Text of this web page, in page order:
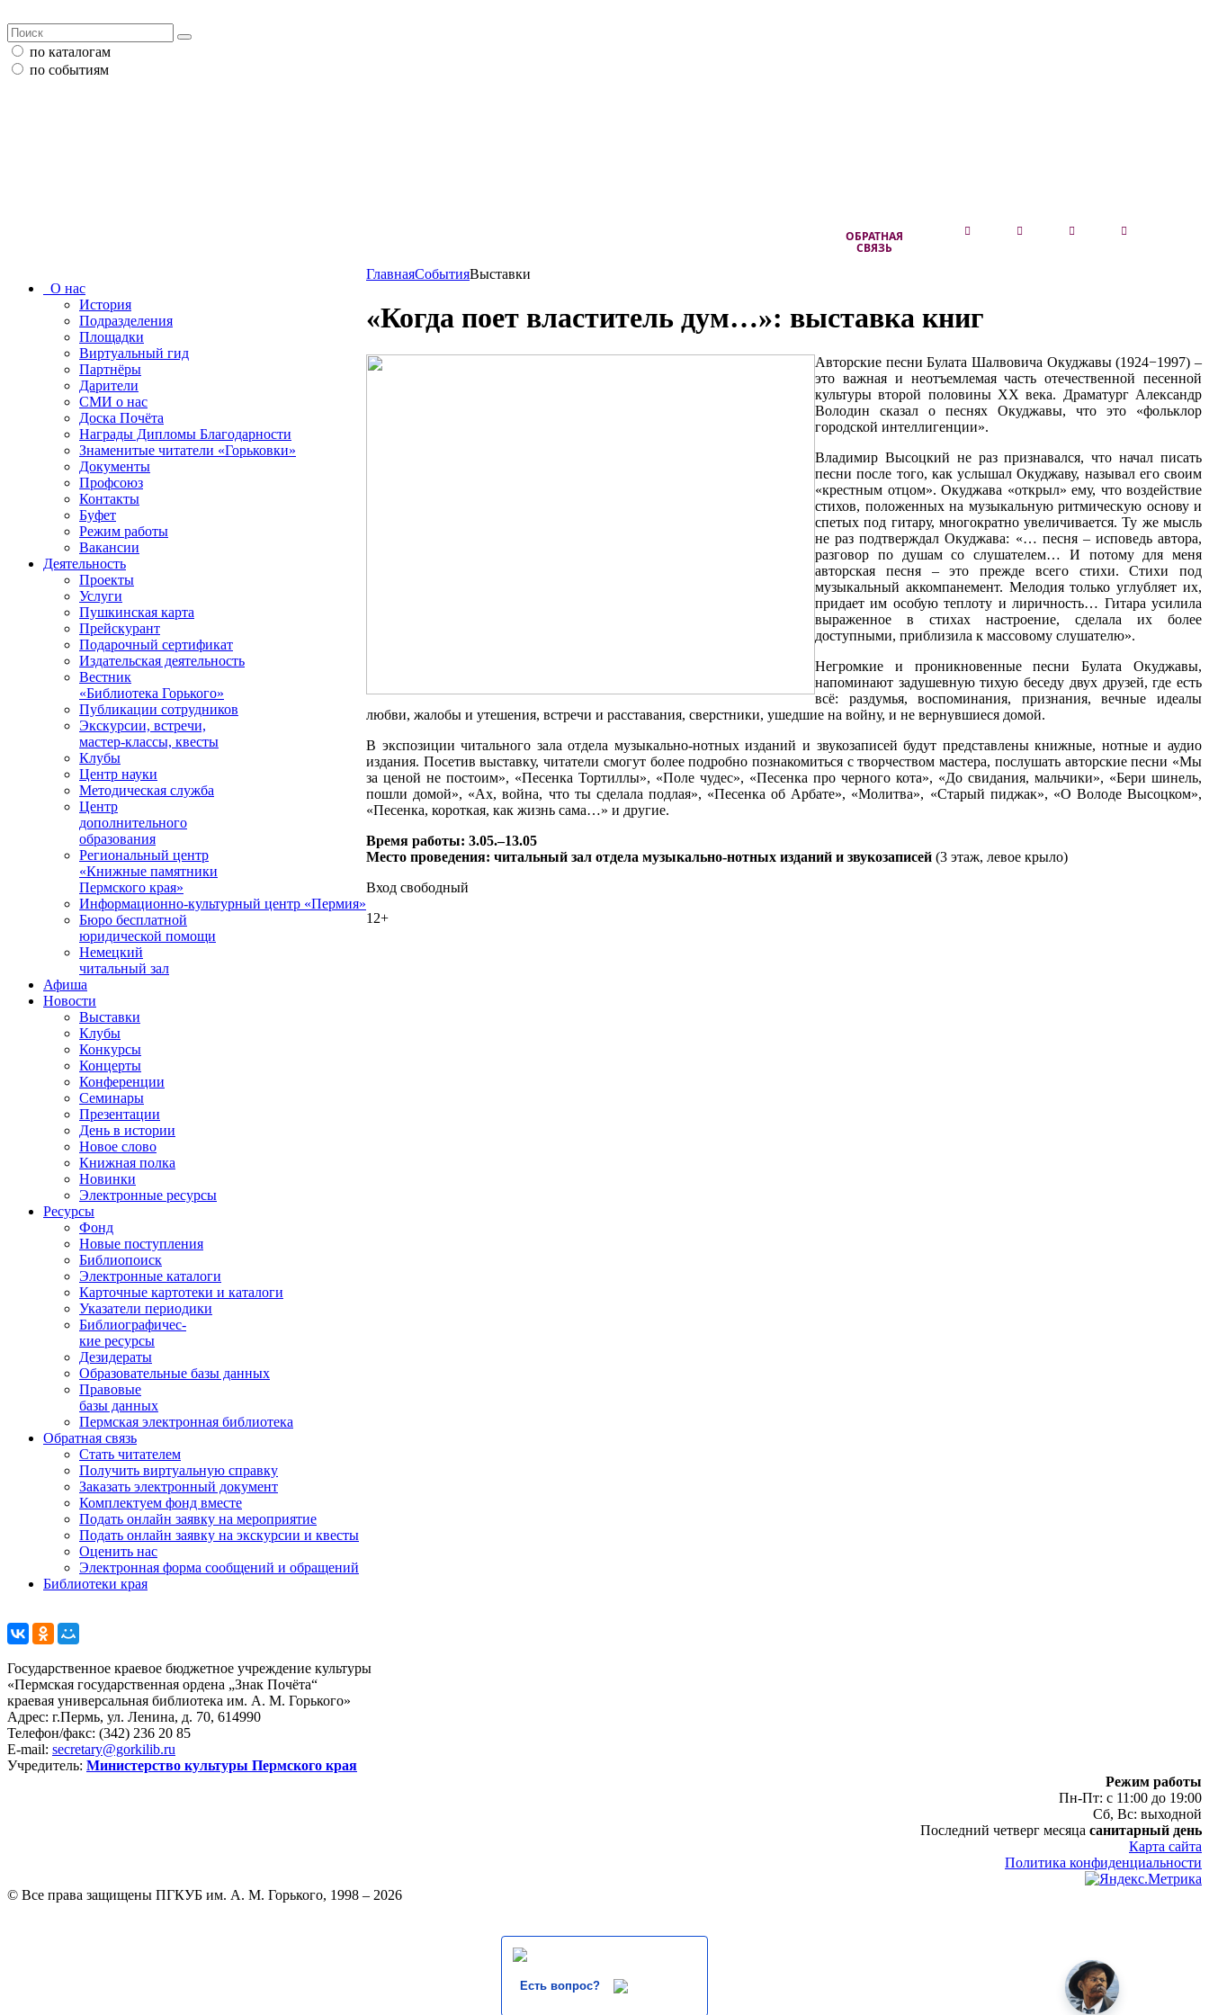
по каталогам
по событиям
ОБРАТНАЯ
СВЯЗЬ
О нас
История
Подразделения
Площадки
Виртуальный гид
Партнёры
Дарители
СМИ о нас
Доска Почёта
Награды Дипломы Благодарности
Знаменитые читатели «Горьковки»
Документы
Профсоюз
Контакты
Буфет
Режим работы
Вакансии
Деятельность
Проекты
Услуги
Пушкинская карта
Прейскурант
Подарочный сертификат
Издательская деятельность
Вестник
«Библиотека Горького»
Публикации сотрудников
Экскурсии, встречи,
мастер-классы, квесты
Клубы
Центр науки
Методическая служба
Центр
дополнительного
образования
Региональный центр
«Книжные памятники
Пермского края»
Информационно-культурный центр «Пермия»
Бюро бесплатной
юридической помощи
Немецкий
читальный зал
Афиша
Новости
Выставки
Клубы
Конкурсы
Концерты
Конференции
Семинары
Презентации
День в истории
Новое слово
Книжная полка
Новинки
Электронные ресурсы
Ресурсы
Фонд
Новые поступления
Библиопоиск
Электронные каталоги
Карточные картотеки и каталоги
Указатели периодики
Библиографичес-
кие ресурсы
Дезидераты
Образовательные базы данных
Правовые
базы данных
Пермская электронная библиотека
Обратная связь
Стать читателем
Получить виртуальную справку
Заказать электронный документ
Комплектуем фонд вместе
Подать онлайн заявку на мероприятие
Подать онлайн заявку на экскурсии и квесты
Оценить нас
Электронная форма сообщений и обращений
Библиотеки края
ГлавнаяСобытияВыставки
«Когда поет властитель дум…»: выставка книг
Авторские песни Булата Шалвовича Окуджавы (1924−1997) –
это важная и неотъемлемая часть отечественной песенной
культуры второй половины XX века. Драматург Александр
Володин сказал о песнях Окуджавы, что это «фольклор
городской интеллигенции».
Владимир Высоцкий не раз признавался, что начал писать
песни после того, как услышал Окуджаву, называл его своим
«крестным отцом». Окуджава «открыл» ему, что воздействие
стихов, положенных на музыкальную ритмическую основу и
спетых под гитару, многократно увеличивается. Ту же мысль
не раз подтверждал Окуджава: «… песня – исповедь автора,
разговор по душам со слушателем… И потому для меня
авторская песня – это прежде всего стихи. Стихи под
музыкальный аккомпанемент. Мелодия только углубляет их,
придает им особую теплоту и лиричность… Гитара усилила
выраженное в стихах настроение, сделала их более
доступными, приблизила к массовому слушателю».
Негромкие и проникновенные песни Булата Окуджавы,
напоминают задушевную тихую беседу двух друзей, где есть
всё: раздумья, воспоминания, признания, вечные идеалы
любви, жалобы и утешения, встречи и расставания, сверстники, ушедшие на войну, и не вернувшиеся домой.
В экспозиции читального зала отдела музыкально-нотных изданий и звукозаписей будут представлены книжные, нотные и аудио
издания. Посетив выставку, читатели смогут более подробно познакомиться с творчеством мастера, послушать авторские песни «Мы
за ценой не постоим», «Песенка Тортиллы», «Поле чудес», «Песенка про черного кота», «До свидания, мальчики», «Бери шинель,
пошли домой», «Ах, война, что ты сделала подлая», «Песенка об Арбате», «Молитва», «Старый пиджак», «О Володе Высоцком»,
«Песенка, короткая, как жизнь сама…» и другие.
Время работы: 3.05.–13.05
Место проведения: читальный зал отдела музыкально-нотных изданий и звукозаписей (3 этаж, левое крыло)
Вход свободный
12+
Государственное краевое бюджетное учреждение культуры
«Пермская государственная ордена „Знак Почёта“
краевая универсальная библиотека им. А. М. Горького»
Адрес: г.Пермь, ул. Ленина, д. 70, 614990
Телефон/факс: (342) 236 20 85
E-mail: secretary@gorkilib.ru
Учредитель: Министерство культуры Пермского края
Режим работы
Пн-Пт: с 11:00 до 19:00
Сб, Вс: выходной
Последний четверг месяца санитарный день
Карта сайта
Политика конфиденциальности
© Все права защищены ПГКУБ им. А. М. Горького, 1998 – 2026
Есть вопрос?